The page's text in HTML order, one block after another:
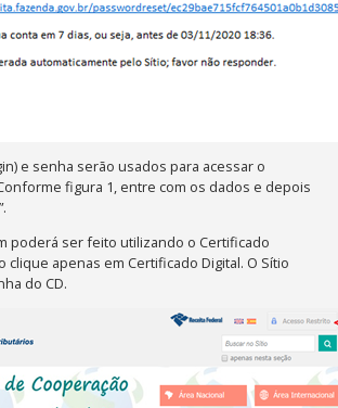
e senha serão usados para acessar o
figura 1, entre com os dados e depois
poderá ser feito utilizando o Certificado
clique apenas em Certificado Digital. O Sítio
do CD.